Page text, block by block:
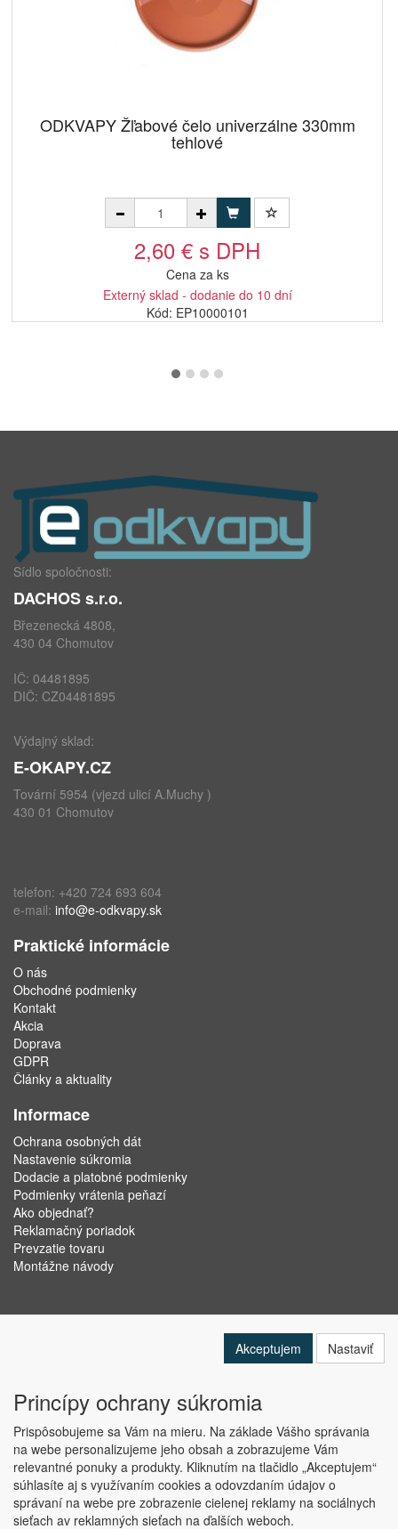
ODKVAPY Žľabové čelo univerzálne 330mm
tehlové
2,60 € s DPH
Cena za ks
Externý sklad - dodanie do 10 dní
Kód: EP10000101
Sídlo spoločnosti:
DACHOS s.r.o.
Březenecká 4808,
430 04 Chomutov
IČ: 04481895
DIČ: CZ04481895
Výdajný sklad:
E-OKAPY.CZ
Tovární 5954 (vjezd ulicí A.Muchy )
430 01 Chomutov
telefon: +420 724 693 604
e-mail: info@e-odkvapy.sk
Praktické informácie
O nás
Obchodné podmienky
Kontakt
Akcia
Doprava
GDPR
Články a aktuality
Informace
Ochrana osobných dát
Nastavenie súkromia
Dodacie a platobné podmienky
Podmienky vrátenia peňazí
Ako objednať?
Reklamačný poriadok
Prevzatie tovaru
Montážne návody
Copyright © ABRA Software a.s. 2019
Akceptujem Nastaviť
Princípy ochrany súkromia
Prispôsobujeme sa Vám na mieru. Na základe Vášho správania
na webe personalizujeme jeho obsah a zobrazujeme Vám
relevantné ponuky a produkty. Kliknutím na tlačidlo „Akceptujem“
súhlasíte aj s využívaním cookies a odovzdaním údajov o
správaní na webe pre zobrazenie cielenej reklamy na sociálnych
sieťach av reklamných sieťach na ďalších weboch.